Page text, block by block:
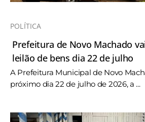
POLÍTICA
Prefeitura de Novo Machado
leilão de bens dia 22 de julho
A Prefeitura Municipal de Novo
próximo dia 22 de julho de 2026, a ...